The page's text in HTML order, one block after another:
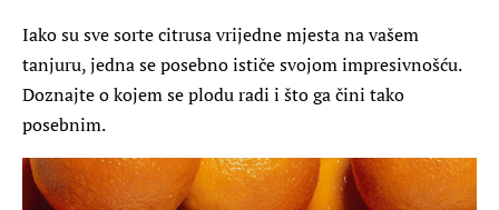
Iako su sve sorte citrusa vrijedne mjesta na vašem
tanjuru, jedna se posebno ističe svojom impresivnošću.
Doznajte o kojem se plodu radi i što ga čini tako
posebnim.